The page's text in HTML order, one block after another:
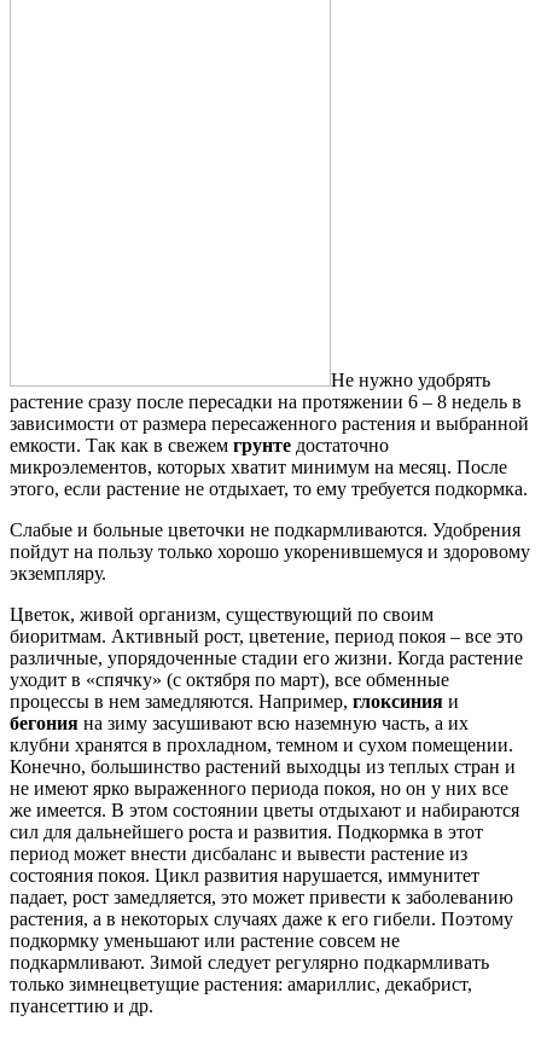
Не нужно удобрять
растение сразу после пересадки на протяжении 6 – 8 недель в
зависимости от размера пересаженного растения и выбранной
емкости. Так как в свежем грунте достаточно
микроэлементов, которых хватит минимум на месяц. После
этого, если растение не отдыхает, то ему требуется подкормка.
Слабые и больные цветочки не подкармливаются. Удобрения
пойдут на пользу только хорошо укоренившемуся и здоровому
экземпляру.
Цветок, живой организм, существующий по своим
биоритмам. Активный рост, цветение, период покоя – все это
различные, упорядоченные стадии его жизни. Когда растение
уходит в «спячку» (с октября по март), все обменные
процессы в нем замедляются. Например, глоксиния и
бегония на зиму засушивают всю наземную часть, а их
клубни хранятся в прохладном, темном и сухом помещении.
Конечно, большинство растений выходцы из теплых стран и
не имеют ярко выраженного периода покоя, но он у них все
же имеется. В этом состоянии цветы отдыхают и набираются
сил для дальнейшего роста и развития. Подкормка в этот
период может внести дисбаланс и вывести растение из
состояния покоя. Цикл развития нарушается, иммунитет
падает, рост замедляется, это может привести к заболеванию
растения, а в некоторых случаях даже к его гибели. Поэтому
подкормку уменьшают или растение совсем не
подкармливают. Зимой следует регулярно подкармливать
только зимнецветущие растения: амариллис, декабрист,
пуансеттию и др.